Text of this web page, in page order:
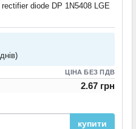
diode DP 1N5408 LGE
ЦІНА БЕЗ ПДВ
2.67 грн
купити